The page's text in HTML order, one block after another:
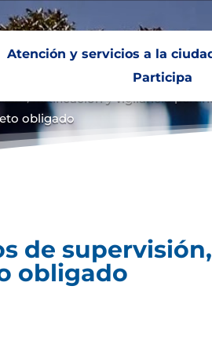
Atención y servicios a la
Participa
notificación y vigilancia
obligado
de
obligado